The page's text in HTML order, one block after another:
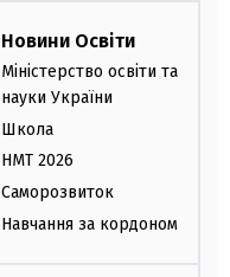
Новини Освіти
Міністерство освіти та
науки України
Школа
НМТ 2026
Саморозвиток
Навчання за кордоном